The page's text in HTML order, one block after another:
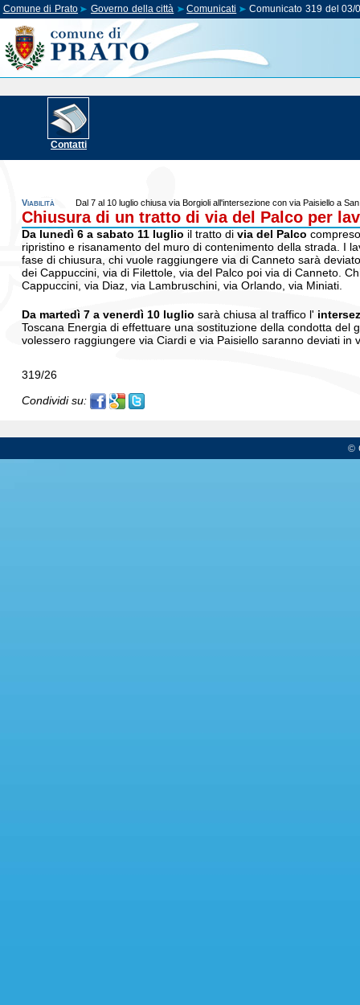
Comune di Prato Governo della città Comunicati Comunicato 319 del 03/
Contatti
Viabilità Dal 7 al 10 luglio chiusa via Borgioli all'intersezione con via Paisiello a
Chiusura di un tratto di via del Palco per
Da lunedì 6 a sabato 11 luglio il tratto divia del Palco
ripristino e risanamento del muro di contenimento della strada. I
fase di chiusura, chi vuole raggiungere via di Canneto sarà
dei Cappuccini, via di Filettole, via del Palco poi via di Canneto.
Cappuccini, via Diaz, via Lambruschini, via Orlando, via Miniati.
Da martedì 7 a venerdì 10 luglio sarà chiusa al traffico l'
Toscana Energia di effettuare una sostituzione della condotta
volessero raggiungere via Ciardi e via Paisiello saranno deviati in
319/26
Condividi su:
©